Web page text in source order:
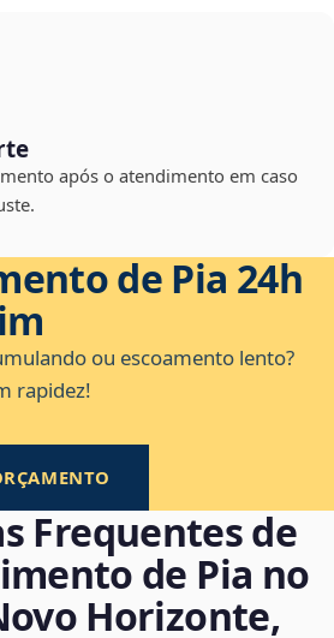
após o atendimento em caso
de Pia 24h
ou escoamento lento?
rapidez!
Frequentes de
de Pia no
Horizonte,